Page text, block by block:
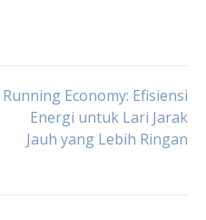
Running Economy: Efisiensi
Energi untuk Lari Jarak
Jauh yang Lebih Ringan